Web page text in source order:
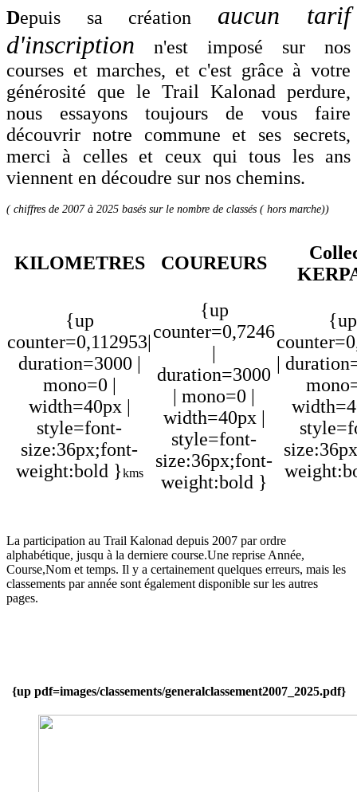
Depuis sa création aucun tarif
d'inscription n'est imposé sur nos
courses et marches, et c'est grâce à votre
générosité que le Trail Kalonad perdure,
nous essayons toujours de vous faire
découvrir notre commune et ses secrets,
merci à celles et ceux qui tous les ans
viennent en découdre sur nos chemins.
( chiffres de 2007 à 2025 basés sur le nombre de classés ( hors marche))
KILOMETRES COUREURS
{up
counter=0,112953|
duration=3000 |
mono=0 |
width=40px |
style=font-
size:36px;font-
weight:bold }kms
{up
counter=0,7246
|
duration=3000
| mono=0 |
width=40px |
style=font-
size:36px;font-
weight:bold }
{up
|
La participation au Trail Kalonad depuis 2007 par ordre
alphabétique, jusqu à la derniere course.Une reprise Année,
Course,Nom et temps. Il y a certainement quelques erreurs, mais les
classements par année sont également disponible sur les autres
pages.
{up pdf=images/classements/generalclassement2007_2025.pdf}